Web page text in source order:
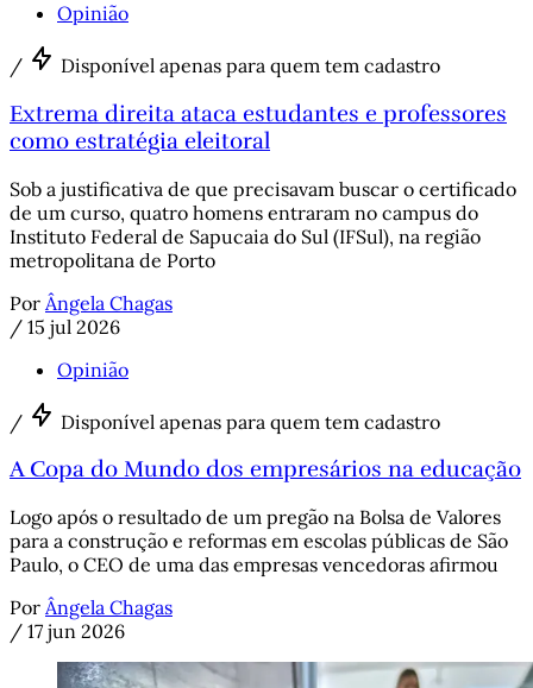
Opinião
/ Disponível apenas para quem tem cadastro
Extrema direita ataca estudantes e professores
como estratégia eleitoral
Sob a justificativa de que precisavam buscar o certificado
de um curso, quatro homens entraram no campus do
Instituto Federal de Sapucaia do Sul (IFSul), na região
metropolitana de Porto
Por Ângela Chagas
/ 15 jul 2026
Opinião
/ Disponível apenas para quem tem cadastro
A Copa do Mundo dos empresários na educação
Logo após o resultado de um pregão na Bolsa de Valores
para a construção e reformas em escolas públicas de São
Paulo, o CEO de uma das empresas vencedoras afirmou
Por Ângela Chagas
/ 17 jun 2026